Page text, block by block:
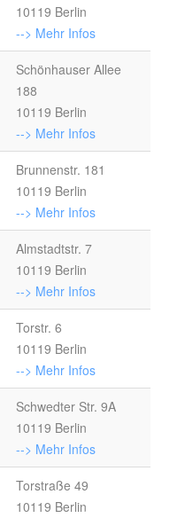
10119 Berlin
--> Mehr Infos
Schönhauser Allee
188
10119 Berlin
--> Mehr Infos
Brunnenstr. 181
10119 Berlin
--> Mehr Infos
Almstadtstr. 7
10119 Berlin
--> Mehr Infos
Torstr. 6
10119 Berlin
--> Mehr Infos
Schwedter Str. 9A
10119 Berlin
--> Mehr Infos
Torstraße 49
10119 Berlin